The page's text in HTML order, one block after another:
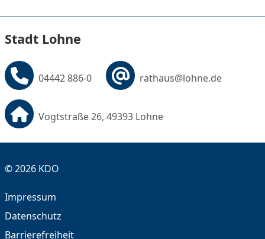
Stadt Lohne
04442 886-0 rathaus@lohne.de
Vogtstraße 26, 49393 Lohne
© 2026 KDO
Impressum
Datenschutz
Barrierefreiheit